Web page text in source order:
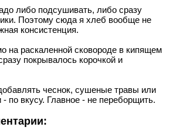
либо подсушивать, либо сразу
Поэтому сюда я хлеб вообще не
консистенция.
на раскаленной сковороде в кипящем
покрывалось корочкой и
чеснок, сушеные травы или
- по вкусу. Главное - не переборщить.